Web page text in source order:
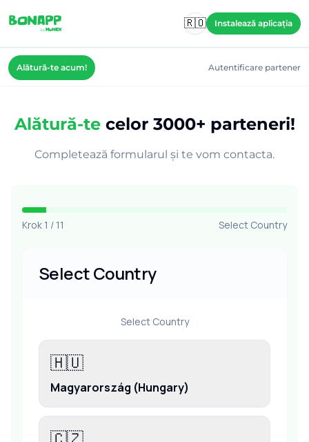
🇷🇴
Instalează aplicația
Alătură-te acum! Autentificare partener
Alătură-te celor 3000+ parteneri!
Completează formularul și te vom contacta.